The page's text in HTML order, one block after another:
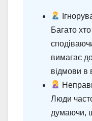
Багато
вимагає
відмови в
Люди
думаючи,